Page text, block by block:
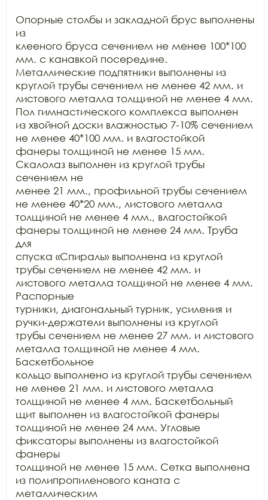
Опорные столбы и закладной брус выполнены
из
клееного бруса сечением не менее 100*100
мм. с канавкой посередине.
Металлические подпятники выполнены из
круглой трубы сечением не менее 42 мм. и
листового металла толщиной не менее 4 мм.
Пол гимнастического комплекса выполнен
из хвойной доски влажностью 7-10% сечением
не менее 40*100 мм. и влагостойкой
фанеры толщиной не менее 15 мм.
Скалолаз выполнен из круглой трубы
сечением не
менее 21 мм., профильной трубы сечением
не менее 40*20 мм., листового металла
толщиной не менее 4 мм., влагостойкой
фанеры толщиной не менее 24 мм. Труба
для
спуска «Спираль» выполнена из круглой
трубы сечением не менее 42 мм. и
листового металла толщиной не менее 4 мм.
Распорные
турники, диагональный турник, усиления и
ручки-держатели выполнены из круглой
трубы сечением не менее 27 мм. и листового
металла толщиной не менее 4 мм.
Баскетбольное
кольцо выполнено из круглой трубы сечением
не менее 21 мм. и листового металла
толщиной не менее 4 мм. Баскетбольный
щит выполнен из влагостойкой фанеры
толщиной не менее 24 мм. Угловые
фиксаторы выполнены из влагостойкой
фанеры
толщиной не менее 15 мм. Сетка выполнена
из полипропиленового каната с
металлическим